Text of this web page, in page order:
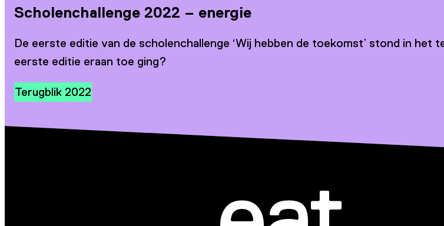
Scholenchallenge 2022 – energie
De eerste editie van de scholenchallenge ‘Wij hebben de toekomst’ stond in
eerste editie eraan toe ging?
Terugblik 2022